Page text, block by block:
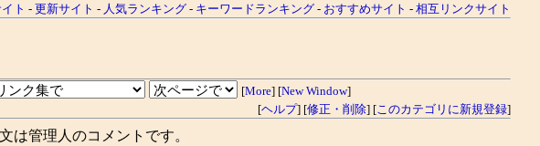
ト - 更新サイト - 人気ランキング - キーワードランキング - おすすめサイト - 相互リンクサイト
[More] [New Window]
[ヘルプ] [修正・削除] [このカテゴリに新規登録]
は管理人のコメントです。